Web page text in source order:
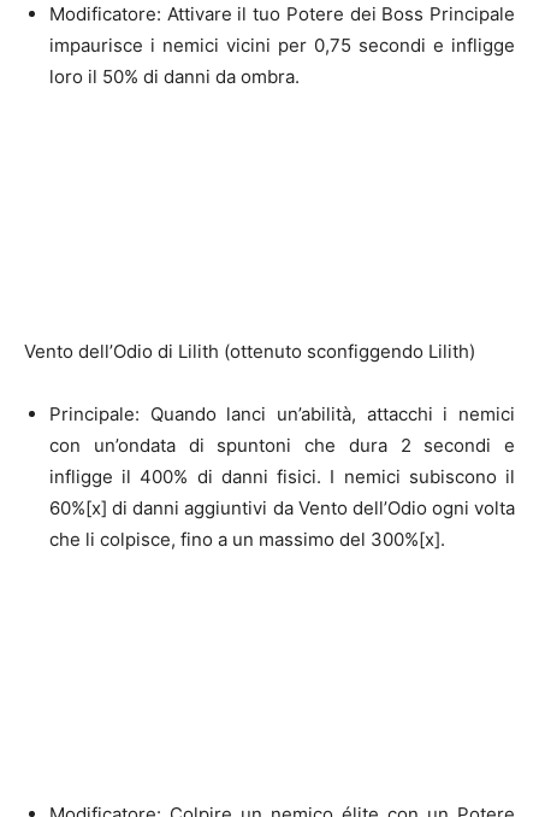
Modificatore: Attivare il tuo Potere dei Boss Principale
impaurisce i nemici vicini per 0,75 secondi e infligge
loro il 50% di danni da ombra.
Vento dell’Odio di Lilith (ottenuto sconfiggendo Lilith)
Principale: Quando lanci un’abilità, attacchi i nemici
con un’ondata di spuntoni che dura 2 secondi e
infligge il 400% di danni fisici. I nemici subiscono il
60%[x] di danni aggiuntivi da Vento dell’Odio ogni volta
che li colpisce, fino a un massimo del 300%[x].